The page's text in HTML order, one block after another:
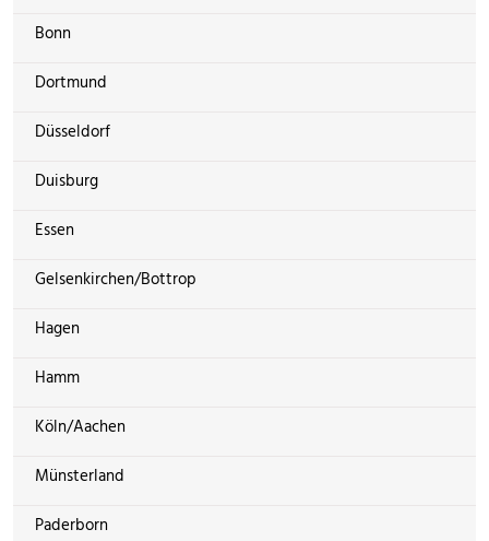
Bonn
Dortmund
Düsseldorf
Duisburg
Essen
Gelsenkirchen/Bottrop
Hagen
Hamm
Köln/Aachen
Münsterland
Paderborn